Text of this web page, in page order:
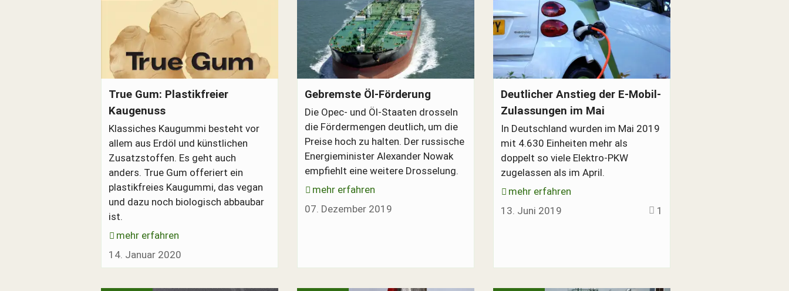
True Gum: Plastikfreier
Kaugenuss
Klassiches Kaugummi besteht vor
allem aus Erdöl und künstlichen
Zusatzstoffen. Es geht auch
anders. True Gum offeriert ein
plastikfreies Kaugummi, das vegan
und dazu noch biologisch abbaubar
ist.
mehr erfahren
14. Januar 2020
Gebremste Öl-Förderung
Die Opec- und Öl-Staaten drosseln
die Fördermengen deutlich, um die
Preise hoch zu halten. Der russische
Energieminister Alexander Nowak
empfiehlt eine weitere Drosselung.
mehr erfahren
07. Dezember 2019
Deutlicher Anstieg der E-Mobil-
Zulassungen im Mai
In Deutschland wurden im Mai 2019
mit 4.630 Einheiten mehr als
doppelt so viele Elektro-PKW
zugelassen als im April.
mehr erfahren
13. Juni 2019
1